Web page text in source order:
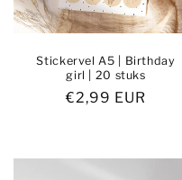
Stickervel A5 | Birthday
girl | 20 stuks
Normale
€2,99 EUR